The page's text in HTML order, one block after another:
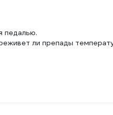
педалью.
ли препады